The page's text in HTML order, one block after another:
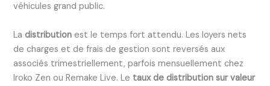
véhicules grand public.
Ladistribution est le temps fort attendu. Les loyers nets
de charges et de frais de gestion sont reversés aux
associés trimestriellement, parfois mensuellement chez
Iroko Zen ou Remake Live. Le taux de distribution sur valeur